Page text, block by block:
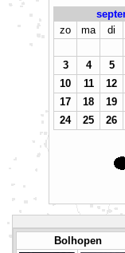
zo
ma di
3
4 5
10
11 12
17
18 19
24
25 26
Bolhopen